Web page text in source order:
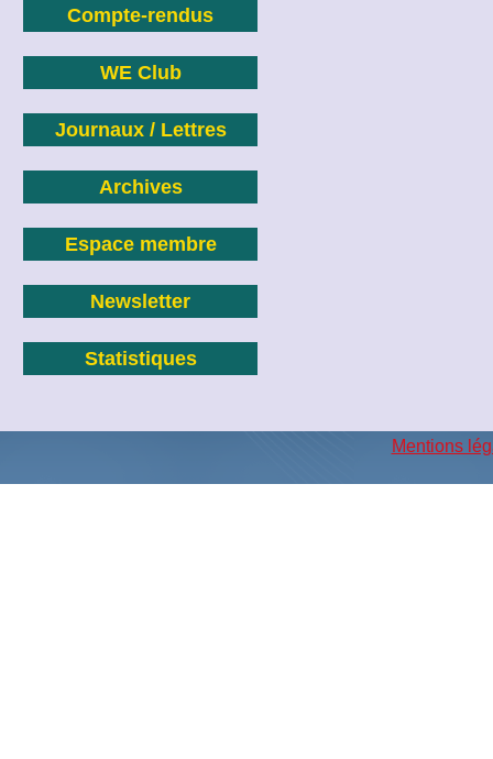
Compte-rendus
WE Club
Journaux / Lettres
Archives
Espace membre
Newsletter
Statistiques
Mentions